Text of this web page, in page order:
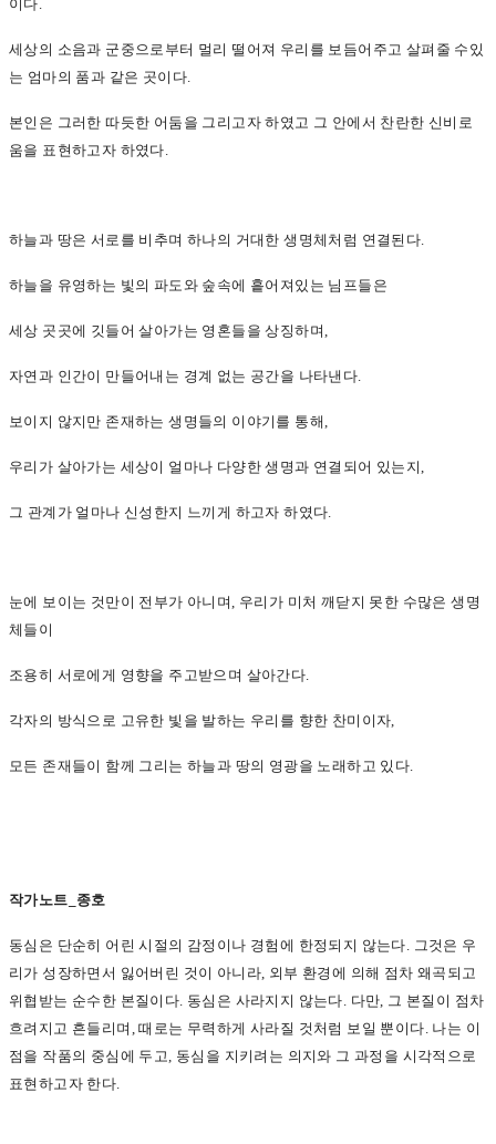
이다.
세상의 소음과 군중으로부터 멀리 떨어져 우리를 보듬어주고 살펴줄 수있
는 엄마의 품과 같은 곳이다.
본인은 그러한 따듯한 어둠을 그리고자 하였고 그 안에서 찬란한 신비로
움을 표현하고자 하였다.
하늘과 땅은 서로를 비추며 하나의 거대한 생명체처럼 연결된다.
하늘을 유영하는 빛의 파도와 숲속에 흩어져있는 님프들은
세상 곳곳에 깃들어 살아가는 영혼들을 상징하며,
자연과 인간이 만들어내는 경계 없는 공간을 나타낸다.
보이지 않지만 존재하는 생명들의 이야기를 통해,
우리가 살아가는 세상이 얼마나 다양한 생명과 연결되어 있는지,
그 관계가 얼마나 신성한지 느끼게 하고자 하였다.
눈에 보이는 것만이 전부가 아니며, 우리가 미처 깨닫지 못한 수많은 생명
체들이
조용히 서로에게 영향을 주고받으며 살아간다.
각자의 방식으로 고유한 빛을 발하는 우리를 향한 찬미이자,
모든 존재들이 함께 그리는 하늘과 땅의 영광을 노래하고 있다.
작가노트_종호
동심은 단순히 어린 시절의 감정이나 경험에 한정되지 않는다. 그것은 우
리가 성장하면서 잃어버린 것이 아니라, 외부 환경에 의해 점차 왜곡되고
위협받는 순수한 본질이다. 동심은 사라지지 않는다. 다만, 그 본질이 점차
흐려지고 흔들리며, 때로는 무력하게 사라질 것처럼 보일 뿐이다. 나는 이
점을 작품의 중심에 두고, 동심을 지키려는 의지와 그 과정을 시각적으로
표현하고자 한다.